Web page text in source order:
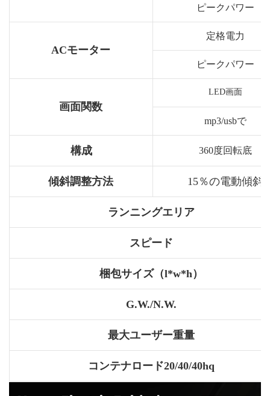
ピークパワー
ACモーター
定格電力
ピークパワー
画面関数
LED画面
mp3/usbで
構成 360度回転底
傾斜調整方法 15％の電動傾斜
ランニングエリア
スピード
梱包サイズ（l*w*h）
G.W./N.W.
最大ユーザー重量
コンテナロード20/40/40hq